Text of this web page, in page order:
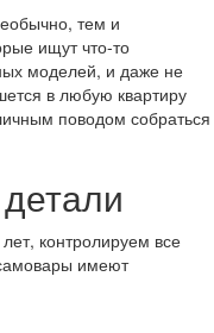
тем и
ищут что-то
моделей, и даже не
в любую квартиру
поводом собраться
контролируем все
имеют